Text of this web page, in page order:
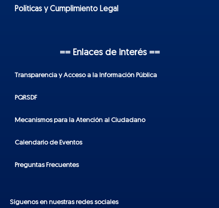
Políticas y Cumplimiento Legal
== Enlaces de interés ==
Transparencia y Acceso a la Información Pública
PQRSDF
Mecanismos para la Atención al Ciudadano
Calendario de Eventos
Preguntas Frecuentes
Síguenos en nuestras redes sociales